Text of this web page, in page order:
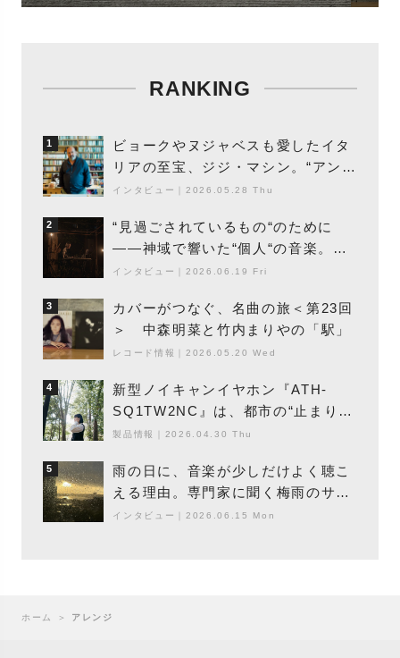
RANKING
1
ビョークやヌジャベスも愛したイタ
リアの至宝、ジジ・マシン。“アンビ
エントの巨匠”が明かす創作の原点
インタビュー 2026.05.28 Thu
2
“見過ごされているもの“のために
――神域で響いた“個人“の音楽。冥
丁の『赤城 夜神楽』をレポート
インタビュー 2026.06.19 Fri
3
カバーがつなぐ、名曲の旅＜第23回
＞ 中森明菜と竹内まりやの「駅」
レコード情報 2026.05.20 Wed
4
新型ノイキャンイヤホン『ATH-
SQ1TW2NC』は、都市の“止まり
木”になり得るーシンガーソングライ
製品情報 2026.04.30 Thu
5
雨の日に、音楽が少しだけよく聴こ
える理由。専門家に聞く梅雨のサウ
ンドスケープ
インタビュー 2026.06.15 Mon
ホーム ＞ アレンジ